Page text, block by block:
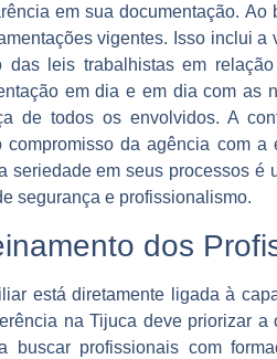
em sua documentação.
vigentes. Isso inclui
das leis trabalhistas em
em dia e em dia com as
de todos os envolvidos. A
compromisso da agência com
seriedade em seus processos
segurança e profissionalismo.
dos
está diretamente ligada à
na Tijuca deve priorizar
buscar profissionais com